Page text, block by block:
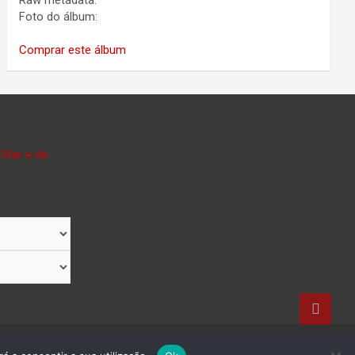
Foto do álbum:
Comprar este álbum